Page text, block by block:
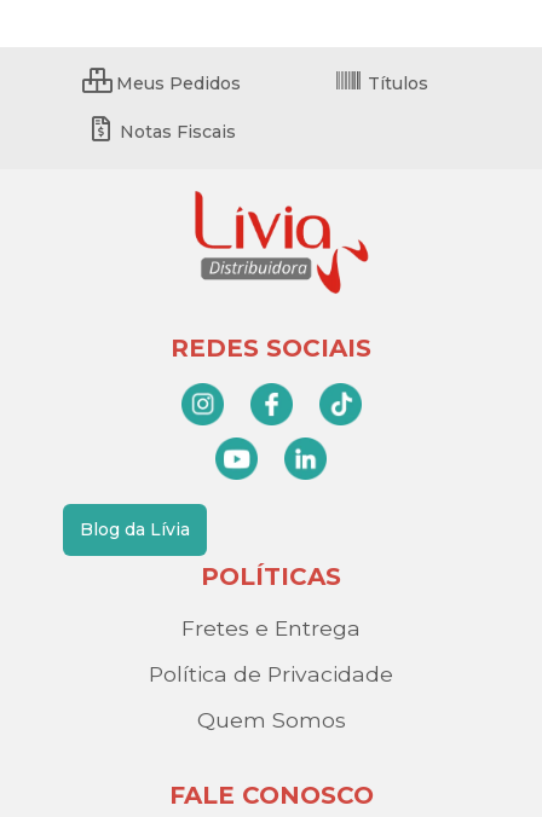
Meus Pedidos Títulos
Notas Fiscais
REDES SOCIAIS
Blog da Lívia
POLÍTICAS
Fretes e Entrega
Política de Privacidade
Quem Somos
FALE CONOSCO